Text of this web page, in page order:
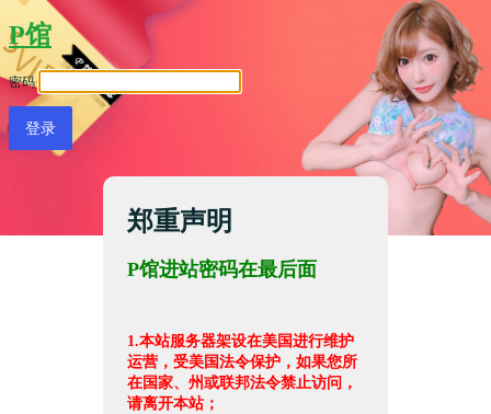
P馆
密码
郑重声明
P馆进站密码在最后面
1.本站服务器架设在美国进行维护
运营，受美国法令保护，如果您所
在国家、州或联邦法令禁止访问，
请离开本站；